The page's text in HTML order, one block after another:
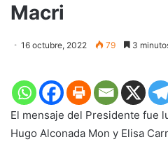
Macri
16 octubre, 2022 79 3
El mensaje del Presidente fue
Hugo Alconada Mon y Elisa